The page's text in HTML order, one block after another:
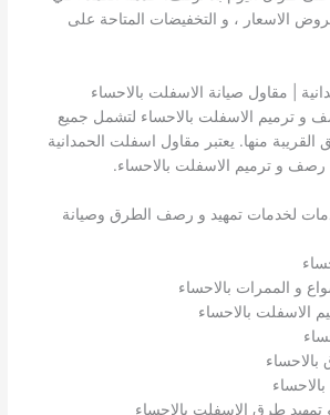
الاسعار ، و التخفيضات المتاحة على
و ترميم الاسفلت بالاحساء لتشمل جميع
القريبة منها. يعتبر مقاول اسفلت الحمدانية
و ترميم الاسفلت بالاحساء.
لخدمات تمهيد و رصف الطرق وصيانة
و الممرات بالاحساء
الاسفلت بالاحساء
طرق الاسفلت بالاحساء